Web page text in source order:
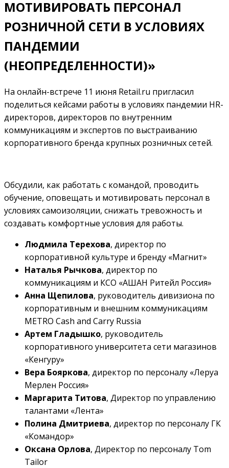
МОТИВИРОВАТЬ ПЕРСОНАЛ
РОЗНИЧНОЙ СЕТИ В УСЛОВИЯХ
ПАНДЕМИИ
(НЕОПРЕДЕЛЕННОСТИ)»
На онлайн-встрече 11 июня Retail.ru пригласил
поделиться кейсами работы в условиях пандемии HR-
директоров, директоров по внутренним
коммуникациям и экспертов по выстраиванию
корпоративного бренда крупных розничных сетей.
Обсудили, как работать с командой, проводить
обучение, оповещать и мотивировать персонал в
условиях самоизоляции, снижать тревожность и
создавать комфортные условия для работы.
Людмила Терехова, директор по
корпоративной культуре и бренду «Магнит»
Наталья Рычкова, директор по
коммуникациям и КСО «АШАН Ритейл Россия»
Анна Щепилова, руководитель дивизиона по
корпоративным и внешним коммуникациям
METRO Cash and Carry Russia
Артем Гладышко, руководитель
корпоративного университета сети магазинов
«Кенгуру»
Вера Бояркова, директор по персоналу «Леруа
Мерлен Россия»
Маргарита Титова, Директор по управлению
талантами «Лента»
Полина Дмитриева, директор по персоналу ГК
«Командор»
Оксана Орлова, Директор по персоналу Tom
Tailor